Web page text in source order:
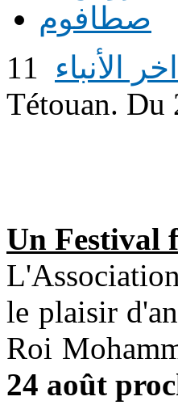
صطافوم
اخر الأنباء
11ème édition Festival « Voix de Femmes » de
Tétouan. Du
Un Festival
le plaisir
Roi
24 août